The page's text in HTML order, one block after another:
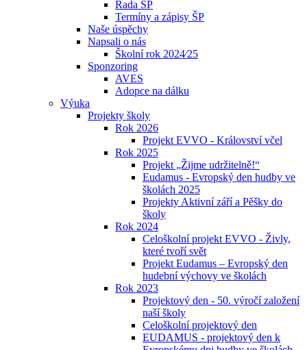
Rada ŠP
Termíny a zápisy ŠP
Naše úspěchy
Napsali o nás
Školní rok 2024⁄25
Sponzoring
AVES
Adopce na dálku
Výuka
Projekty školy
Rok 2026
Projekt EVVO - Království včel
Rok 2025
Projekt „Žijme udržitelně!“
Eudamus - Evropský den hudby ve
školách 2025
Projekty Aktivní září a Pěšky do
školy
Rok 2024
Celoškolní projekt EVVO - Živly,
které tvoří svět
Projekt Eudamus – Evropský den
hudební výchovy ve školách
Rok 2023
Projektový den - 50. výročí založení
naší školy
Celoškolní projektový den
EUDAMUS - projektový den k